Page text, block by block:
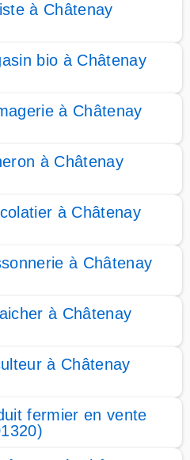
à Châtenay
bio à Châtenay
à Châtenay
à Châtenay
à Châtenay
à Châtenay
à Châtenay
à Châtenay
fermier en vente